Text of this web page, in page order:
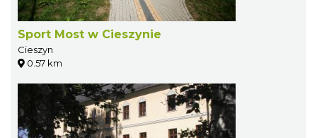
Sport Most w Cieszynie
Cieszyn
0.57 km